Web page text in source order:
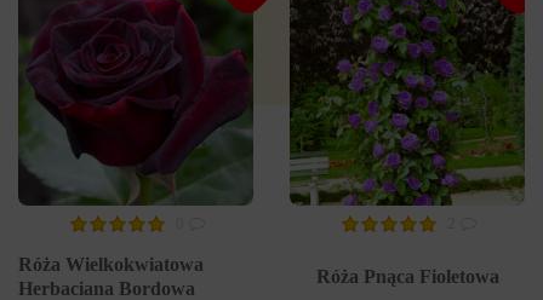
Róża Wielkokwiatowa
Herbaciana Bordowa
Róża Pnąca Fioletowa